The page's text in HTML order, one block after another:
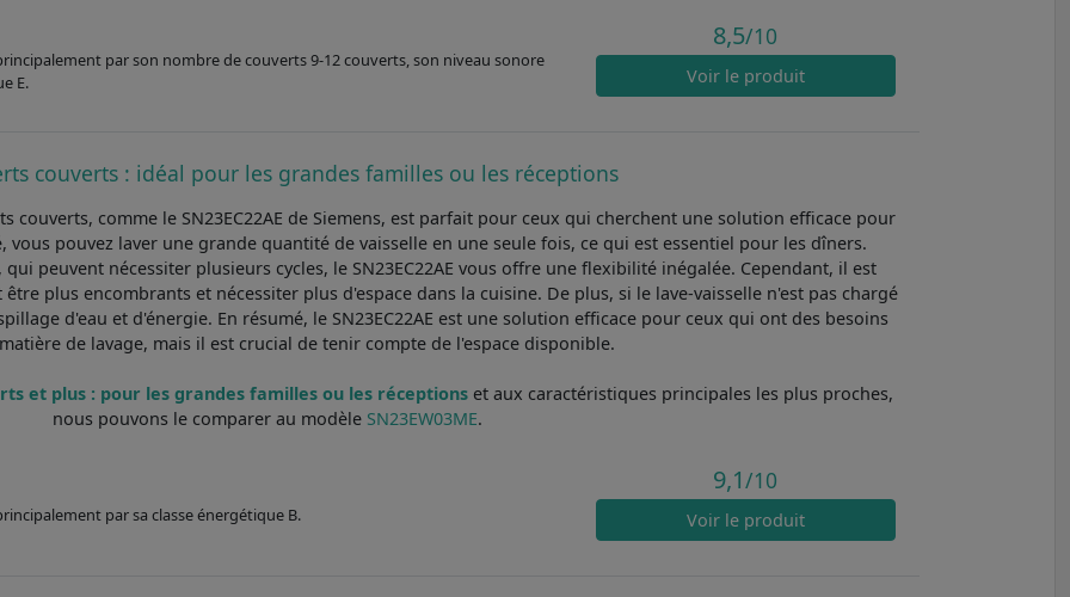
par son nombre de couverts 9-12 couverts, son niveau sonore
E.
8,5/10
Voirle produit
couverts : idéal pour les grandes familles ou les réceptions
couverts, comme le SN23EC22AE de Siemens, est parfait pour ceux qui cherchent une solution efficace pour
vous pouvez laver une grande quantité de vaisselle en une seule fois, ce qui est essentiel pour les dîners.
peuvent nécessiter plusieurs cycles, le SN23EC22AE vous offre une flexibilité inégalée. Cependant, il est
plus encombrants et nécessiter plus d'espace dans la cuisine. De plus, si le lave-vaisselle n'est pas chargé
d'eau et d'énergie. En résumé, le SN23EC22AE est une solution efficace pour ceux qui ont des besoins
de lavage, mais il est crucial de tenir compte de l'espace disponible.
et plus : pour les grandes familles ou les réceptionset aux caractéristiques principales les plus proches,
nous pouvons le comparer au modèle SN23EW03ME.
par sa classe énergétique B.
9,1/10
Voirle produit